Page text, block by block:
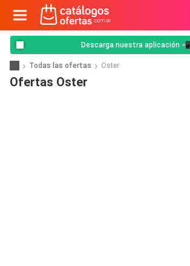
Descarga nuestra aplicación 📲
Todas las ofertas Oster
Ofertas Oster